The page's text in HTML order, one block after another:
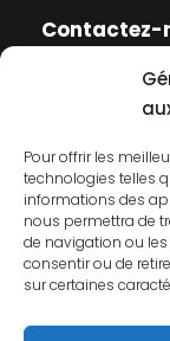
Pour offrir les
technologies telles
informations des
nous permettra de
de navigation ou les
consentir ou de
sur certaines
Contactez-
Contactez-
Mentions
Politique de
Politique de